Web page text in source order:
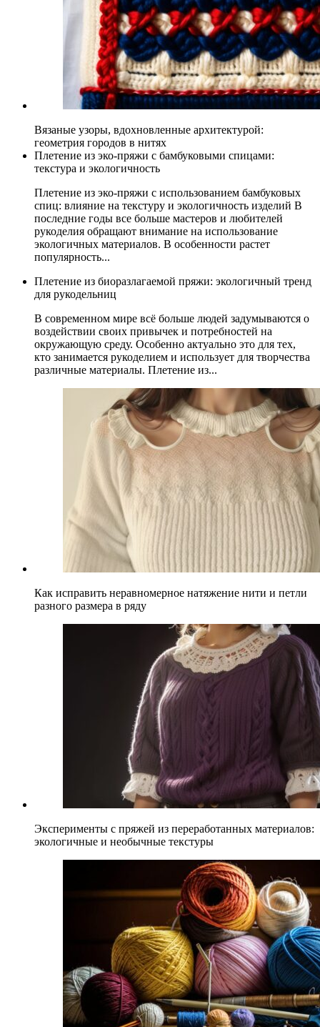
Вязаные узоры, вдохновленные архитектурой:
геометрия городов в нитях
Плетение из эко-пряжи с бамбуковыми спицами:
текстура и экологичность
Плетение из эко-пряжи с использованием бамбуковых
спиц: влияние на текстуру и экологичность изделий В
последние годы все больше мастеров и любителей
рукоделия обращают внимание на использование
экологичных материалов. В особенности растет
популярность...
Плетение из биоразлагаемой пряжи: экологичный тренд
для рукодельниц
В современном мире всё больше людей задумываются о
воздействии своих привычек и потребностей на
окружающую среду. Особенно актуально это для тех,
кто занимается рукоделием и использует для творчества
различные материалы. Плетение из...
Как исправить неравномерное натяжение нити и петли
разного размера в ряду
Эксперименты с пряжей из переработанных материалов:
экологичные и необычные текстуры